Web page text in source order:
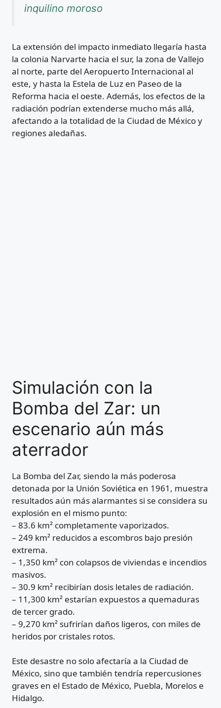
inquilino moroso
La extensión del impacto inmediato llegaría hasta
la colonia Narvarte hacia el sur, la zona de Vallejo
al norte, parte del Aeropuerto Internacional al
este, y hasta la Estela de Luz en Paseo de la
Reforma hacia el oeste. Además, los efectos de la
radiación podrían extenderse mucho más allá,
afectando a la totalidad de la Ciudad de México y
regiones aledañas.
Simulación con la
Bomba del Zar: un
escenario aún más
aterrador
La Bomba del Zar, siendo la más poderosa
detonada por la Unión Soviética en 1961, muestra
resultados aún más alarmantes si se considera su
explosión en el mismo punto:
– 83.6 km² completamente vaporizados.
– 249 km² reducidos a escombros bajo presión
extrema.
– 1,350 km² con colapsos de viviendas e incendios
masivos.
– 30.9 km² recibirían dosis letales de radiación.
– 11,300 km² estarían expuestos a quemaduras
de tercer grado.
– 9,270 km² sufrirían daños ligeros, con miles de
heridos por cristales rotos.
Este desastre no solo afectaría a la Ciudad de
México, sino que también tendría repercusiones
graves en el Estado de México, Puebla, Morelos e
Hidalgo.